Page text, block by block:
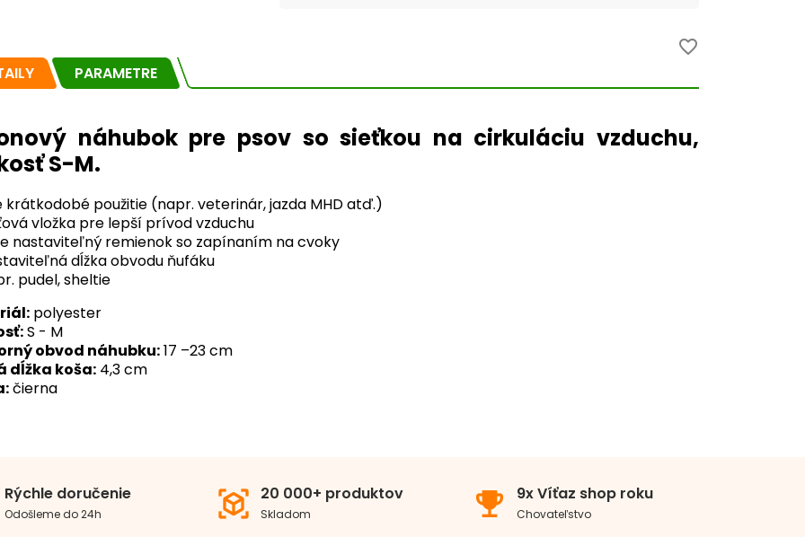
favorite_border
PARAMETRE
náhubok pre psov so sieťkou na cirkuláciu vzduchu,
S-M.
krátkodobé použitie (napr. veterinár, jazda MHD atď.)
vložka pre lepší prívod vzduchu
nastaviteľný remienok so zapínaním na cvoky
dĺžka obvodu ňufáku
pudel, sheltie
polyester
S - M
obvod náhubku:17 –23 cm
dĺžka koša: 4,3 cm
čierna
nylonový
Rýchle doručenie
Odošleme do 24h view_in_ar 20 000+ produktov
Skladom emoji_events 9x Víťaz shop roku
Chovateľstvo